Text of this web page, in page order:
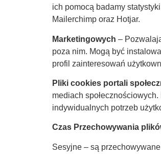
ich pomocą badamy
Mailerchimp oraz Hotjar.
Marketingowych –
poza nim. Mogą być
profil zainteresowań
Pliki cookies portali
mediach
indywidualnych potrzeb
Czas Przechowywania
Sesyjne – są